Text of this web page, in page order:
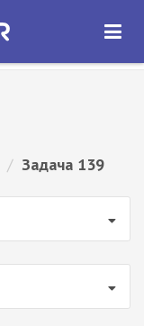
ОТКРЫТЬ
/ Задача 139